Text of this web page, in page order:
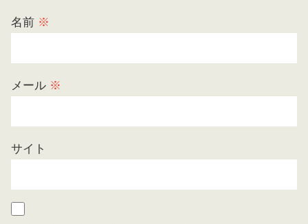
名前 ※
メール ※
サイト